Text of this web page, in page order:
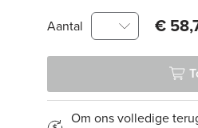
Aantal €
Om ons volledige